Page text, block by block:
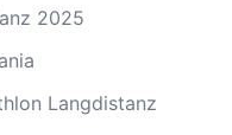
2025
Langdistanz